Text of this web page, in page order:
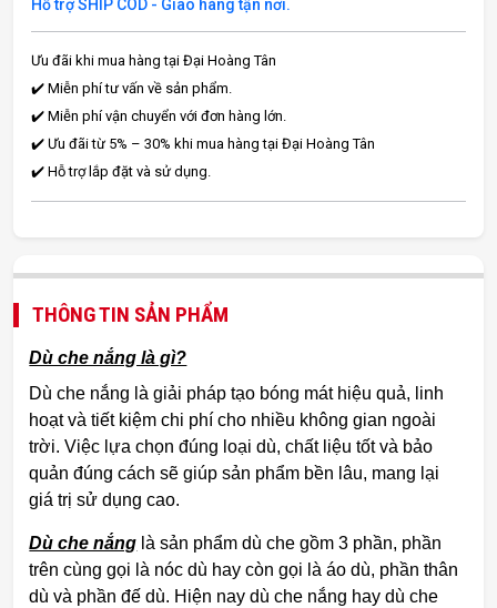
Hỗ trợ SHIP COD - Giao hàng tận nơi.
Ưu đãi khi mua hàng tại Đại Hoàng Tân
✔️ Miễn phí tư vấn về sản phẩm.
✔️ Miễn phí vận chuyển với đơn hàng lớn.
✔️ Ưu đãi từ 5% – 30% khi mua hàng tại Đại Hoàng Tân
✔️ Hỗ trợ lắp đặt và sử dụng.
THÔNG TIN SẢN PHẨM
Dù che nắng là gì?
Dù che nắng là giải pháp tạo bóng mát hiệu quả, linh
hoạt và tiết kiệm chi phí cho nhiều không gian ngoài
trời. Việc lựa chọn đúng loại dù, chất liệu tốt và bảo
quản đúng cách sẽ giúp sản phẩm bền lâu, mang lại
giá trị sử dụng cao.
Dù che nắng là sản phẩm dù che gồm 3 phần, phần
trên cùng gọi là nóc dù hay còn gọi là áo dù, phần thân
dù và phần đế dù. Hiện nay dù che nắng hay dù che